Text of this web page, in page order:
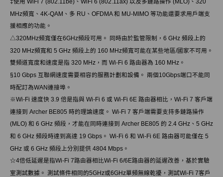
MHz頻寬、4K-QAM、多 RU、OFDMA 和 MU-MIMO 等功能還要求用戶端支
援相應的功能。
△320MHz頻寬僅在6GHz頻段可用。 同時由於監管限制，6 GHz 頻段上的
320 MHz頻寬和 5 GHz 頻段上的 160 MHz頻寬可能在某些地區/國家不可用。
雙頻道寬度和速度是指 320 MHz，而 Wi-Fi 6 路由器為 160 MHz。
§10 Gbps 互聯網速度需要相容的服務計劃和設備。 兩個10Gbps端口不能同
時配訂為WAN連接埠。
※Wi-Fi 速度快 3.9 倍是指與 Wi-Fi 6 或 Wi-Fi 6E 路由器相比，Wi-Fi 7 客戶端
連接到 Archer BE805 時的理論速度。 Wi-Fi 7 客戶端需要支持多鏈路操作
(MLO) 和 6 GHz 頻段，才能在同時連接到 Archer BE805 的 2.4 GHz、5 GHz
和 6 GHz 頻段時達到高達 19 Gbps。 Wi-Fi 6 和 Wi-Fi 6E 路由器可能僅在 5
GHz 或 6 GHz 頻段上分別提供 4804 Mbps。
☆4倍低延遲是指Wi-Fi 7路由器相比Wi-Fi 6/6E路由器的延遲改善，基於實驗
室測試數據。 測試條件相同的5GHz或6GHz單頻無線乾擾，測試Wi-Fi 7客戶